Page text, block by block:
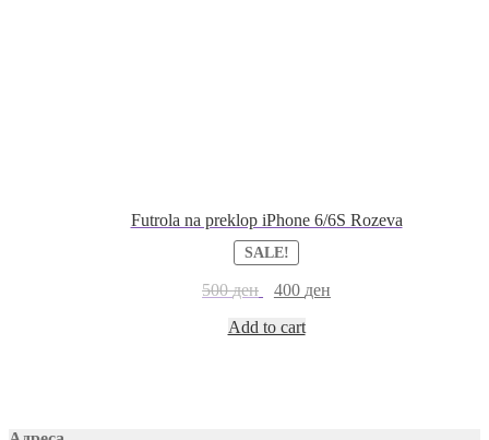
Futrola na preklop iPhone 6/6S Rozeva
SALE!
500ден 400 ден
Add to cart